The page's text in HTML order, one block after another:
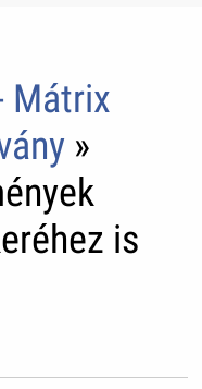
Mátrix
»
is